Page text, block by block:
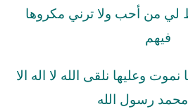
لي من أحب ولا ترني مكروها
فيهم
نموت وعليها نلقى الله لا اله الا
محمد رسول الله